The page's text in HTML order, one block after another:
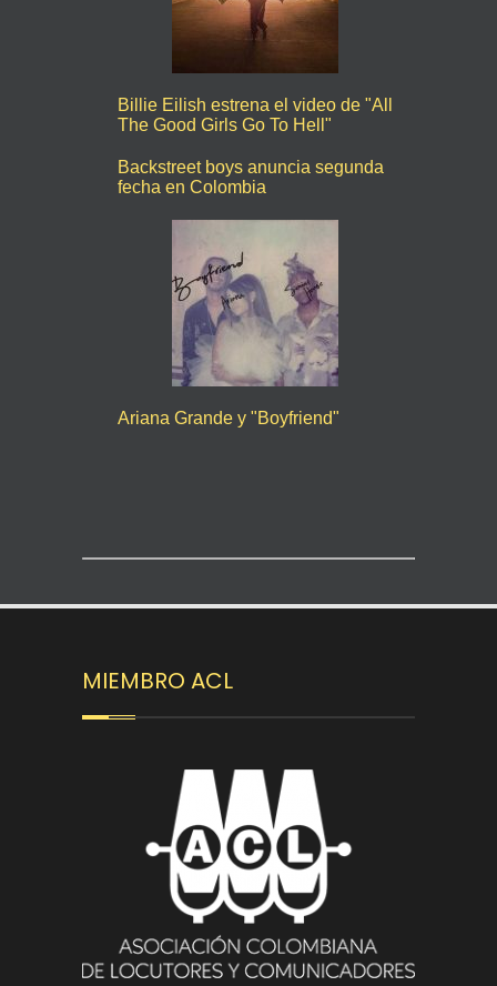
Billie Eilish estrena el video de "All
The Good Girls Go To Hell"
Backstreet boys anuncia segunda
fecha en Colombia
Ariana Grande y "Boyfriend"
MIEMBRO ACL